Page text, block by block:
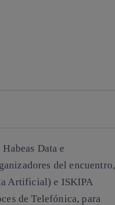
Data e
del encuentro,
Artificial) e ISKIPA
de Telefónica, para